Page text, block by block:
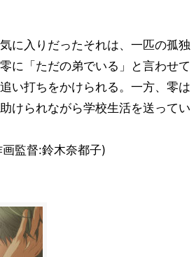
に入りだったそれは、一匹の孤独
に「ただの弟でいる」と言わせて
い打ちをかけられる。一方、零は
けられながら学校生活を送ってい
監督:鈴木奈都子)